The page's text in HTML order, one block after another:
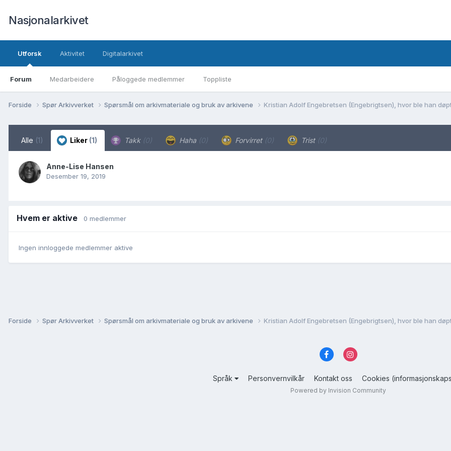
Nasjonalarkivet
Utforsk
Forum Medarbeidere Påloggede medlemmer Toppliste
Aktivitet Digitalarkivet
Forside Spør Arkivverket Spørsmål om arkivmateriale og bruk av arkivene Kristian Adolf Engebretsen (Engebrigtsen), hvor ble han
Alle (1) Liker (1) Takk (0) Haha (0) Forvirret (0) Trist (0)
Anne-Lise Hansen
Desember 19, 2019
Hvem er aktive 0 medlemmer
Ingen innloggede medlemmer aktive
Forside Spør Arkivverket Spørsmål om arkivmateriale og bruk av arkivene Kristian Adolf Engebretsen (Engebrigtsen), hvor ble han
Språk Personvernvilkår Kontakt oss Cookies
Powered by Invision Community